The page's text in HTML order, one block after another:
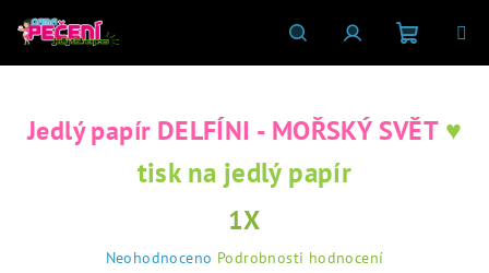
HledatPřihlášeníNákupní
košík
Jedlý papír DELFÍNI - MOŘSKÝ SVĚT ♥
tisk na jedlý papír
1X
Neohodnoceno Podrobnosti hodnocení